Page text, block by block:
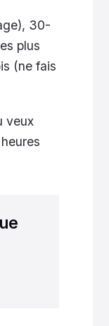
30-
plus
(ne fais
veux